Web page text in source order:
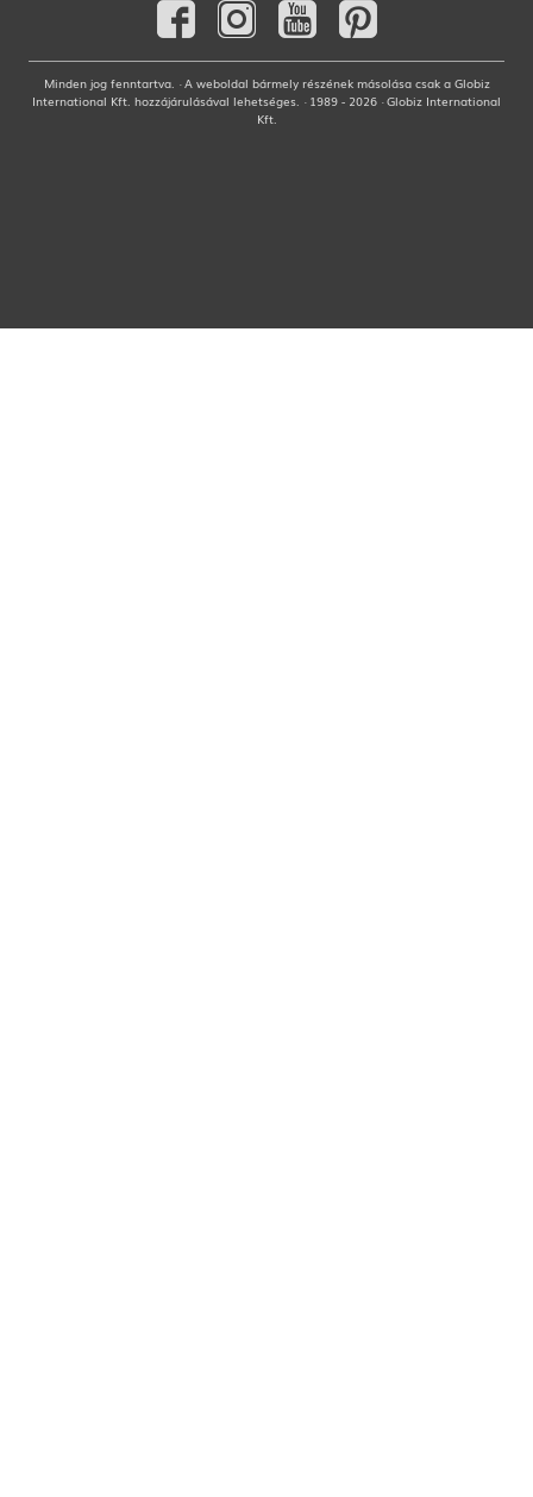
Minden jog fenntartva. · A weboldal bármely részének másolása csak a Globiz
International Kft. hozzájárulásával lehetséges. · 1989 - 2026 · Globiz International
Kft.